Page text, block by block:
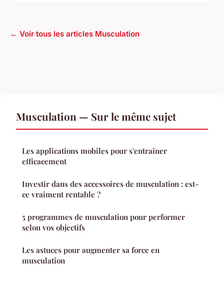
← Voir tous les articles Musculation
Musculation — Sur le même sujet
Les applications mobiles pour s'entraîner
efficacement
Investir dans des accessoires de musculation : est-
ce vraiment rentable ?
5 programmes de musculation pour performer
selon vos objectifs
Les astuces pour augmenter sa force en
musculation